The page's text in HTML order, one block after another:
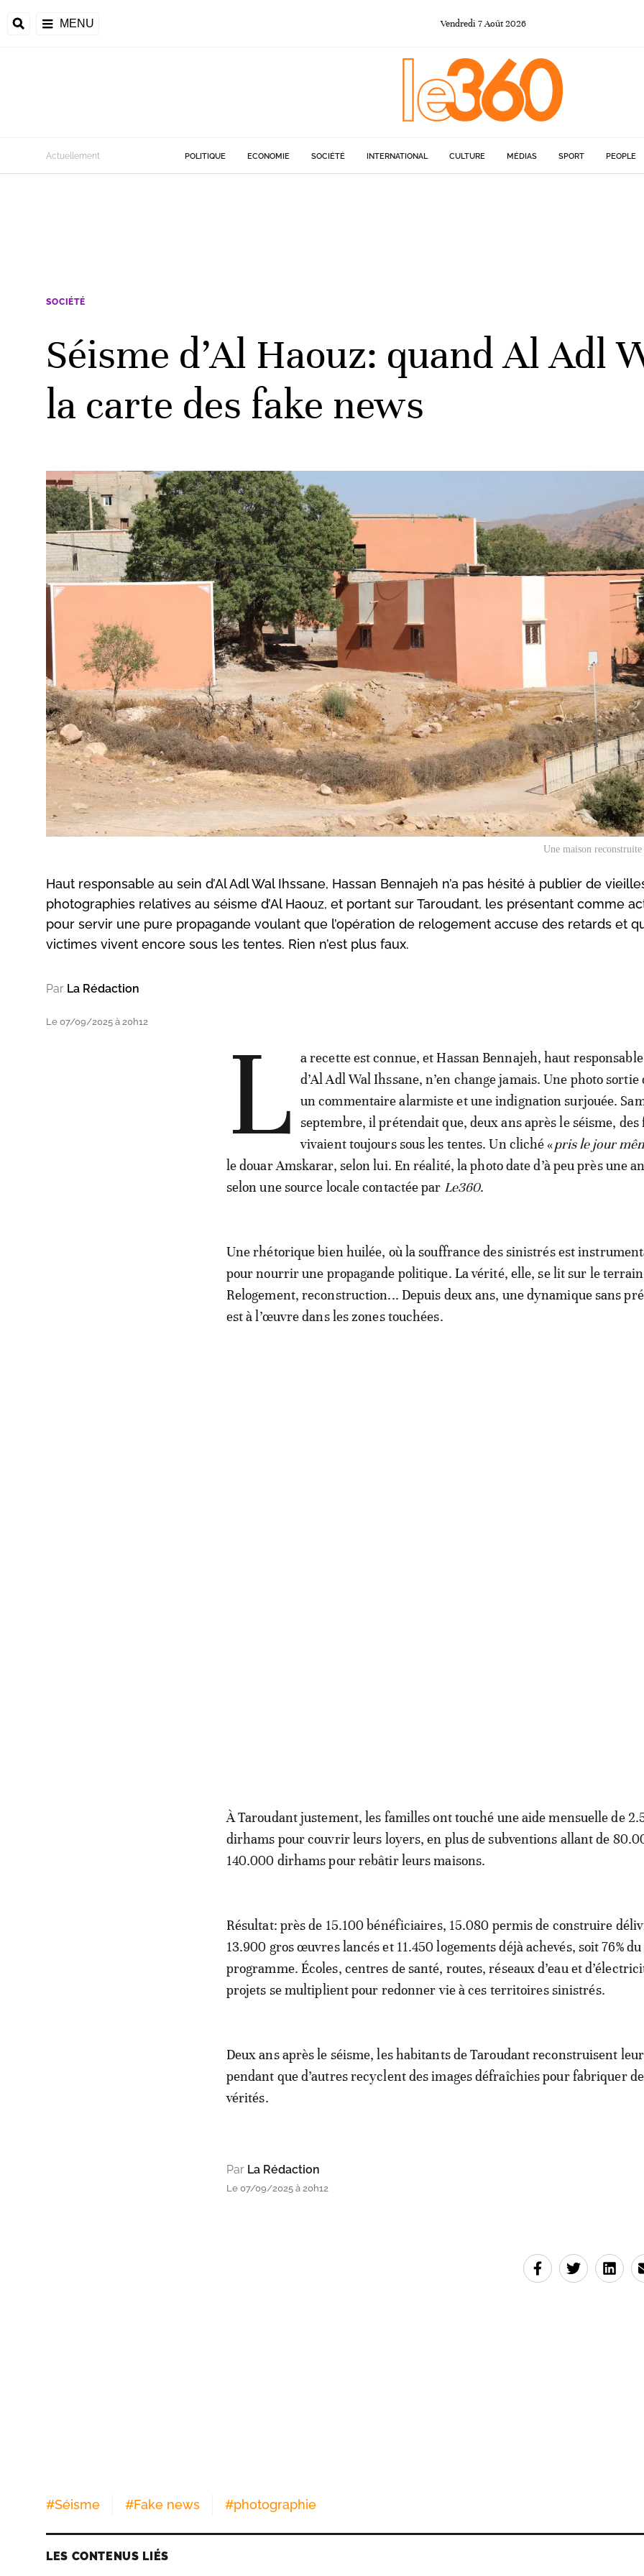
MENU Vendredi 7Août 2026
Actuellement POLITIQUE ECONOMIE SOCIÉTÉ INTERNATIONAL CULTURE MÉDIAS SPORT PEOPLE
SOCIÉTÉ
Séisme d’Al Haouz: quand Al Adl
la carte des fake news
Une maison reconstruite
Haut responsable au sein d’Al Adl Wal Ihssane, Hassan Bennajeh n’a pas hésité à publier de
photographies relatives au séisme d’Al Haouz, et portant sur Taroudant, les présentant comme
pour servir une pure propagande voulant que l’opération de relogement accuse des retards et
victimes vivent encore sous les tentes. Rien n’est plus faux.
Par La Rédaction
Le 07/09/2025 à 20h12 L
a recette est connue, et Hassan Bennajeh, haut
d’Al Adl Wal Ihssane, n’en change jamais. Une photo
un commentaire alarmiste et une indignation surjouée.
septembre, il prétendait que, deux ans après le séisme,
vivaient toujours sous les tentes. Un cliché «pris le jour
le douar Amskarar, selon lui. En réalité, la photo date d’à peu près une
selon une source locale contactée par Le360.
Une rhétorique bien huilée, où la souffrance des sinistrés est
pour nourrir une propagande politique. La vérité, elle, se lit sur le
Relogement, reconstruction... Depuis deux ans, une dynamique sans
est à l’œuvre dans les zones touchées.
À Taroudant justement, les familles ont touché une aide mensuelle de
dirhams pour couvrir leurs loyers, en plus de subventions allant de
140.000 dirhams pour rebâtir leurs maisons.
Résultat: près de 15.100 bénéficiaires, 15.080 permis de construire
13.900 gros œuvres lancés et 11.450 logements déjà achevés, soit 76% du
programme. Écoles, centres de santé, routes, réseaux d’eau et
projets se multiplient pour redonner vie à ces territoires sinistrés.
Deux ans après le séisme, les habitants de Taroudant reconstruisent
pendant que d’autres recyclent des images défraîchies pour fabriquer
vérités.
Par La Rédaction
Le 07/09/2025 à 20h12
#Séisme #Fake news #photographie
LES CONTENUS LIÉS